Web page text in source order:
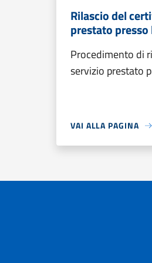
Rilascio del
prestato
Procedimento di
servizio prestato
VAI ALLA PAGINA